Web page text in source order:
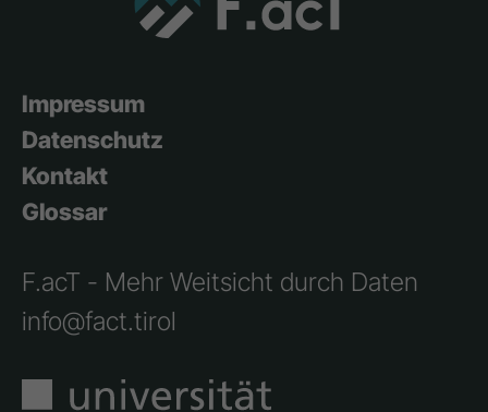
Impressum
Datenschutz
Kontakt
Glossar
F.acT - Mehr Weitsicht durch Daten
info@fact.tirol